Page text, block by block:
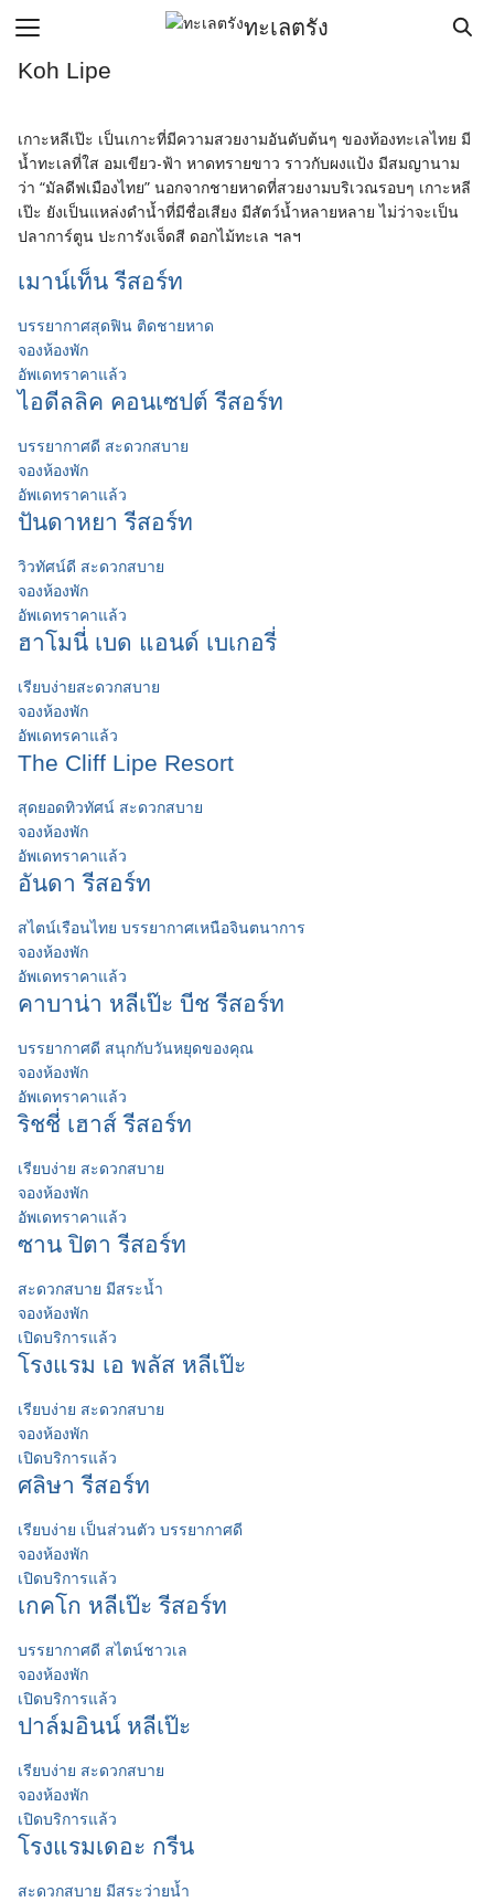
content
ทะเลตรัง
แรม
ตรัง
องเที่ยว
Search
for:
Koh Lipe
เกาะหลีเป๊ะ เป็นเกาะที่มีความสวยงามอันดับต้นๆ ของท้องทะเลไทย มี
น้ำทะเลที่ใส อมเขียว-ฟ้า หาดทรายขาว ราวกับผงแป้ง มีสมญานาม
ว่า “มัลดีฟเมืองไทย” นอกจากชายหาดที่สวยงามบริเวณรอบๆ เกาะหลี
เป๊ะ ยังเป็นแหล่งดำน้ำที่มีชื่อเสียง มีสัตว์น้ำหลายหลาย ไม่ว่าจะเป็น
ปลาการ์ตูน ปะการังเจ็ดสี ดอกไม้ทะเล ฯลฯ
เมาน์เท็น รีสอร์ท
บรรยากาศสุดฟิน ติดชายหาด
จองห้องพัก
อัพเดทราคาแล้ว
ไอดีลลิค คอนเซปต์ รีสอร์ท
บรรยากาศดี สะดวกสบาย
จองห้องพัก
อัพเดทราคาแล้ว
ปันดาหยา รีสอร์ท
วิวทัศน์ดี สะดวกสบาย
จองห้องพัก
อัพเดทราคาแล้ว
ฮาโมนี่ เบด แอนด์ เบเกอรี่
เรียบง่ายสะดวกสบาย
จองห้องพัก
อัพเดทรคาแล้ว
The Cliff Lipe Resort
สุดยอดทิวทัศน์ สะดวกสบาย
จองห้องพัก
อัพเดทราคาแล้ว
อันดา รีสอร์ท
สไตน์เรือนไทย บรรยากาศเหนือจินตนาการ
จองห้องพัก
อัพเดทราคาแล้ว
คาบาน่า หลีเป๊ะ บีช รีสอร์ท
บรรยากาศดี สนุกกับวันหยุดของคุณ
จองห้องพัก
อัพเดทราคาแล้ว
ริชชี่ เฮาส์ รีสอร์ท
เรียบง่าย สะดวกสบาย
จองห้องพัก
อัพเดทราคาแล้ว
ซาน ปิตา รีสอร์ท
สะดวกสบาย มีสระน้ำ
จองห้องพัก
เปิดบริการแล้ว
โรงแรม เอ พลัส หลีเป๊ะ
เรียบง่าย สะดวกสบาย
จองห้องพัก
เปิดบริการแล้ว
ศลิษา รีสอร์ท
เรียบง่าย เป็นส่วนตัว บรรยากาศดี
จองห้องพัก
เปิดบริการแล้ว
เกคโก หลีเป๊ะ รีสอร์ท
บรรยากาศดี สไตน์ชาวเล
จองห้องพัก
เปิดบริการแล้ว
ปาล์มอินน์ หลีเป๊ะ
เรียบง่าย สะดวกสบาย
จองห้องพัก
เปิดบริการแล้ว
โรงแรมเดอะ กรีน
สะดวกสบาย มีสระว่ายน้ำ